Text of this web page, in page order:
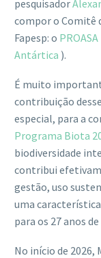
pesquisador
compor o Comitê
Fapesp: o
Antártica ).
É muito
contribuição
especial, para a
Programa Biota
biodiversidade
contribui
gestão, uso
uma
para os 27 anos
No início de 2026,